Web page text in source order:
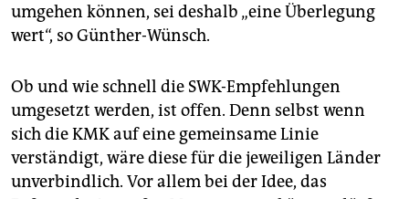
umgehen können, sei deshalb „eine Überlegung
wert“, so Günther-Wünsch.
Ob und wie schnell die SWK-Empfehlungen
umgesetzt werden, ist offen. Denn selbst wenn
sich die KMK auf eine gemeinsame Linie
verständigt, wäre diese für die jeweiligen Länder
unverbindlich. Vor allem bei der Idee, das